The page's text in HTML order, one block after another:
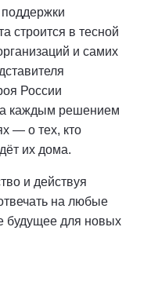
строится в тесной
и самих
России
каждым решением
— о тех, кто
их дома.
и действуя
на любые
будущее для новых